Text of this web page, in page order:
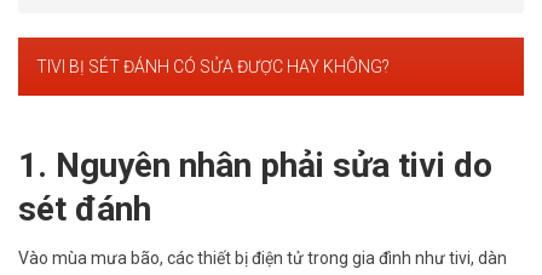
TIVI BỊ SÉT ĐÁNH CÓ SỬA ĐƯỢC HAY KHÔNG?
1. Nguyên nhân phải sửa tivi do
sét đánh
Vào mùa mưa bão, các thiết bị điện tử trong gia đình như tivi, dàn